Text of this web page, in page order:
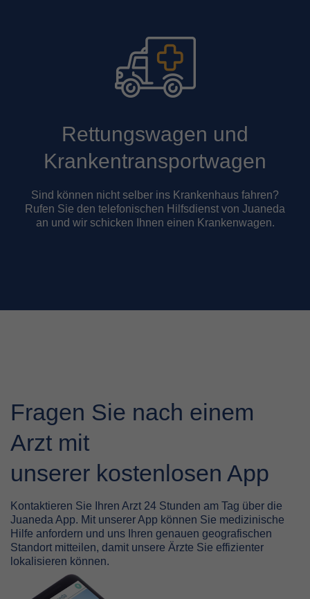
Rettungswagen und
Krankentransportwagen
Sind können nicht selber ins Krankenhaus fahren?
Rufen Sie den telefonischen Hilfsdienst von Juaneda
an und wir schicken Ihnen einen Krankenwagen.
Fragen Sie nach einem
Arzt mit
unserer kostenlosen App
Kontaktieren Sie Ihren Arzt 24 Stunden am Tag über die
Juaneda App. Mit unserer App können Sie medizinische
Hilfe anfordern und uns Ihren genauen geografischen
Standort mitteilen, damit unsere Ärzte Sie effizienter
lokalisieren können.